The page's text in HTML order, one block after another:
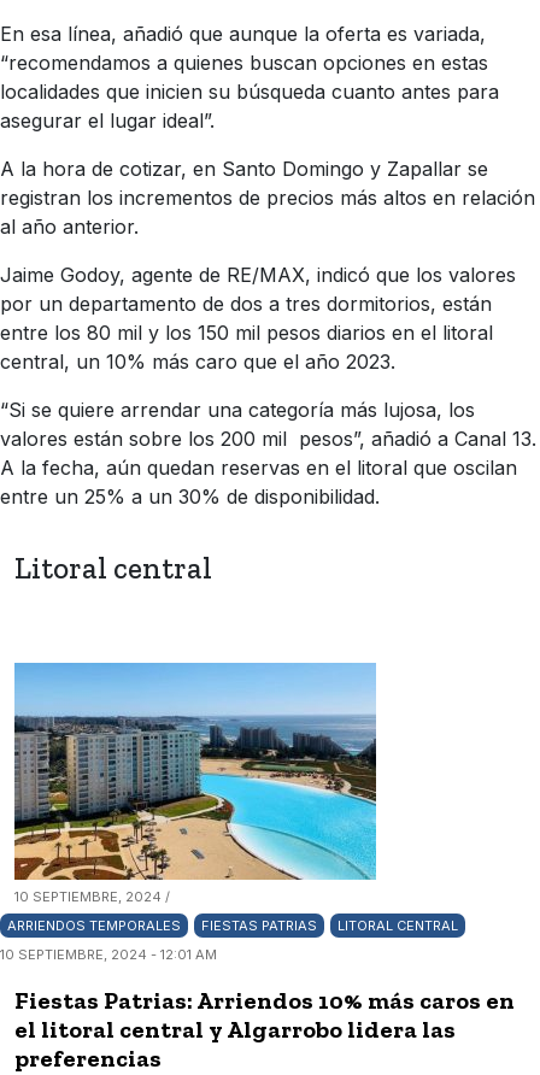
En esa línea, añadió que aunque la oferta es variada,
“recomendamos a quienes buscan opciones en estas
localidades que inicien su búsqueda cuanto antes para
asegurar el lugar ideal”.
A la hora de cotizar, en Santo Domingo y Zapallar se
registran los incrementos de precios más altos en relación
al año anterior.
Jaime Godoy, agente de RE/MAX, indicó que los valores
por un departamento de dos a tres dormitorios, están
entre los 80 mil y los 150 mil pesos diarios en el litoral
central, un 10% más caro que el año 2023.
“Si se quiere arrendar una categoría más lujosa, los
valores están sobre los 200 mil pesos”, añadió a Canal 13.
A la fecha, aún quedan reservas en el litoral que oscilan
entre un 25% a un 30% de disponibilidad.
Litoral central
10 SEPTIEMBRE, 2024 /
ARRIENDOS TEMPORALES
FIESTAS PATRIAS
LITORAL CENTRAL
10 SEPTIEMBRE, 2024 - 12:01 AM
Fiestas Patrias: Arriendos 10% más caros en
el litoral central y Algarrobo lidera las
preferencias